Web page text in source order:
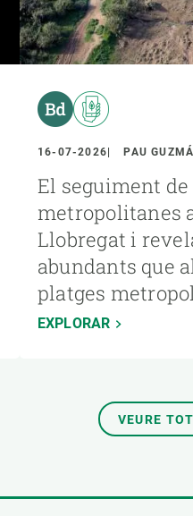
16-07-2026 PAU
El seguiment
metropolitanes
Llobregat i
abundants que
platges
EXPLORAR
VEURE